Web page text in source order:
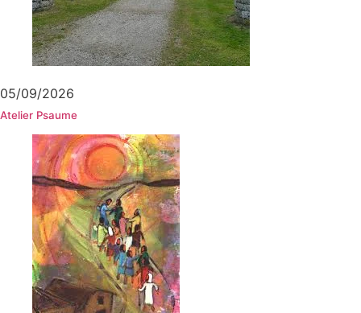
05/09/2026
Atelier Psaume